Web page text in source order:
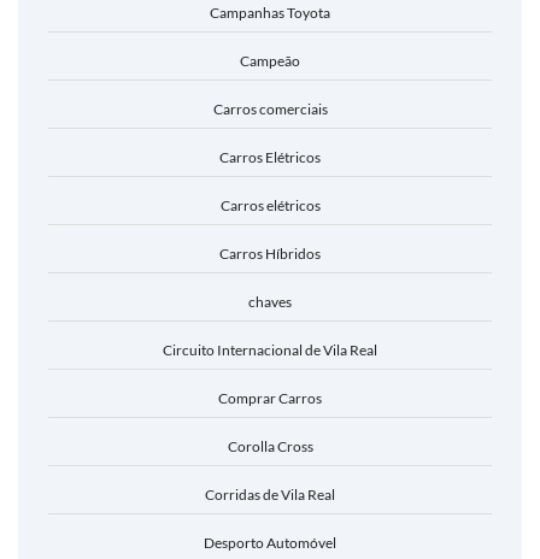
Campanhas Toyota
Campeão
Carros comerciais
Carros Elétricos
Carros elétricos
Carros Híbridos
chaves
Circuito Internacional de Vila Real
Comprar Carros
Corolla Cross
Corridas de Vila Real
Desporto Automóvel